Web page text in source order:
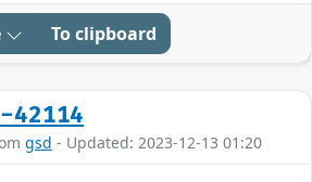
To clipboard
42114
gsd - Updated: 2023-12-13 01:20